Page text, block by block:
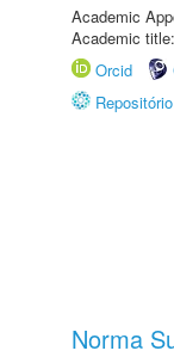
Academic
Academic
Orcid
Norma